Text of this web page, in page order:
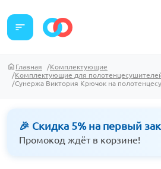
sort
Главная
Комплектующие
Комплектующие для
Сунержа Виктория Крючок на
🎉 Скидка 5% на первый
Промокод ждёт в корзине!